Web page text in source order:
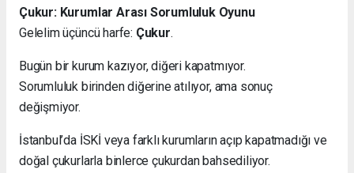
Çukur: Kurumlar Arası Sorumluluk Oyunu
Gelelim üçüncü harfe: Çukur.
Bugün bir kurum kazıyor, diğeri kapatmıyor.
Sorumluluk birinden diğerine atılıyor, ama sonuç
değişmiyor.
İstanbul’da İSKİ veya farklı kurumların açıp kapatmadığı ve
doğal çukurlarla binlerce çukurdan bahsediliyor.